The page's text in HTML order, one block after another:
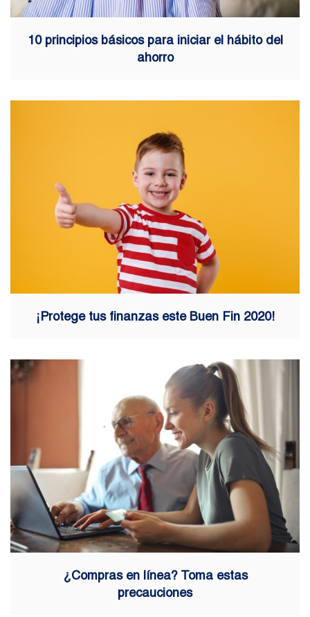
10 principios básicos para iniciar el hábito del
ahorro
¡Protege tus finanzas este Buen Fin 2020!
¿Compras en línea? Toma estas
precauciones